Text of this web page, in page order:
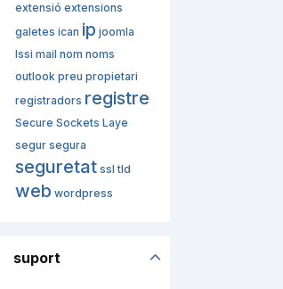
extensió extensions
galetes ican ip joomla
lssi mail nom noms
outlook preu propietari
registradors registre
Secure Sockets Laye
segur segura
seguretat ssl tld
web wordpress
suport